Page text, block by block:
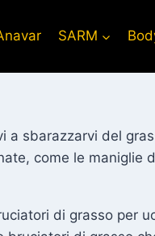
SARM
sbarazzarvi del
come le maniglie
di grasso per